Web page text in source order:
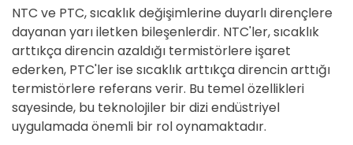
NTC ve PTC, sıcaklık değişimlerine duyarlı dirençlere
dayanan yarı iletken bileşenlerdir. NTC'ler, sıcaklık
arttıkça direncin azaldığı termistörlere işaret
ederken, PTC'ler ise sıcaklık arttıkça direncin arttığı
termistörlere referans verir. Bu temel özellikleri
sayesinde, bu teknolojiler bir dizi endüstriyel
uygulamada önemli bir rol oynamaktadır.